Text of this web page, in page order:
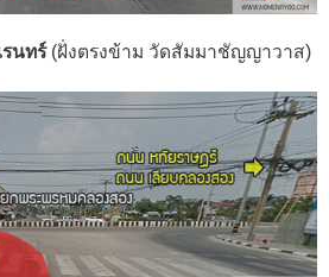
นทร์(ฝั่งตรงข้าม วัดสัมมาชัญญาวาส)